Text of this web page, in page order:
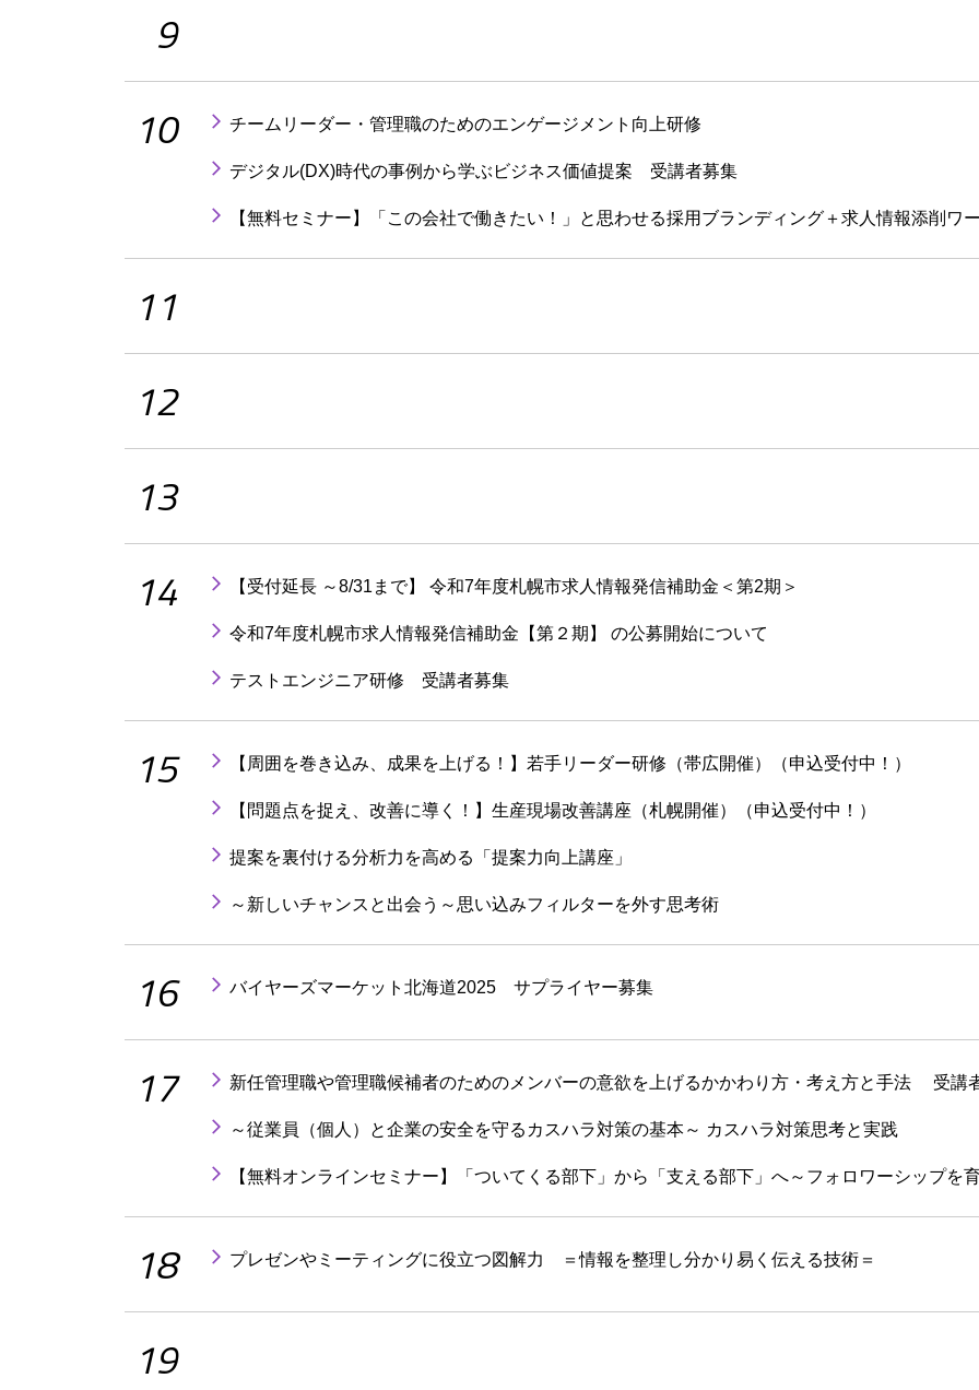
9
10
チームリーダー・管理職のためのエンゲージメント向上研修
デジタル(DX)時代の事例から学ぶビジネス価値提案 受講者募集
【無料セミナー】「この会社で働きたい！」と思わせる採用ブランディング＋求人情報添削ワ
11
12
13
14
【受付延長 ～8/31まで】 令和7年度札幌市求人情報発信補助金＜第2期＞
令和7年度札幌市求人情報発信補助金【第２期】 の公募開始について
テストエンジニア研修 受講者募集
15 【周囲を巻き込み、成果を上げる！】若手リーダー研修（帯広開催）（申込受付中！）
【問題点を捉え、改善に導く！】生産現場改善講座（札幌開催）（申込受付中！）
提案を裏付ける分析力を高める「提案力向上講座」
～新しいチャンスと出会う～思い込みフィルターを外す思考術
16 バイヤーズマーケット北海道2025 サプライヤー募集
17 新任管理職や管理職候補者のためのメンバーの意欲を上げるかかわり方・考え方と手法 受講
～従業員（個人）と企業の安全を守るカスハラ対策の基本～ カスハラ対策思考と実践
【無料オンラインセミナー】「ついてくる部下」から「支える部下」へ～フォロワーシップを
18 プレゼンやミーティングに役立つ図解力 ＝情報を整理し分かり易く伝える技術＝
19